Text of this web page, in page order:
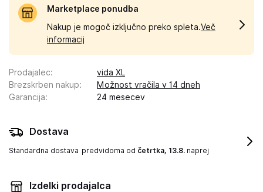
Marketplace ponudba
Nakup je mogoč izključno preko spleta.Več
informacij
Prodajalec:
vida XL
Brezskrben nakup:
Možnost vračila v 14 dneh
Garancija: 24 mesecev
Dostava
Standardna dostava predvidoma od četrtka, 13.8. naprej
Izdelki prodajalca